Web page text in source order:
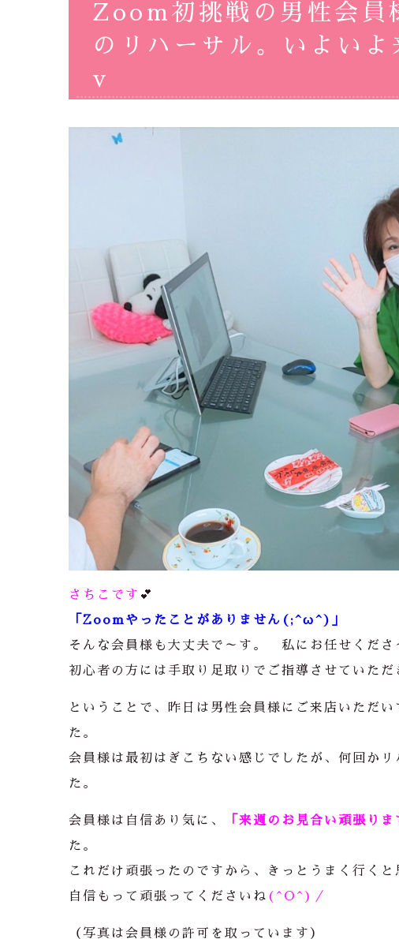
Zoom初挑戦の男性会員
のリハーサル。いよい
v
さちこです 💕
「Zoomやったことがありません(;^ω^)」
そんな会員様も大丈夫で～す。 私にお任せくださ
初心者の方には手取り足取りでご指導させていただ
ということで、昨日は男性会員様にご来店いただ
た。
会員様は最初はぎこちない感じでしたが、何回かリ
た。
会員様は自信あり気に、 「来週のお見合い頑張り
た。
これだけ頑張ったのですから、きっとうまく行くと
自信もって頑張ってくださいね (^O^)／
（写真は会員様の許可を取っています）